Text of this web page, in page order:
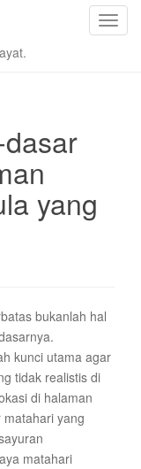
T
yang
bukanlah hal
kunci utama agar
tidak realistis di
di halaman
yang
matahari